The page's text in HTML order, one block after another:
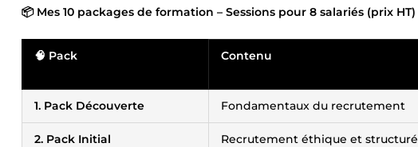
📦 Mes 10 packages de formation – Sessions pour 8 salariés (prix HT)
🧠 Pack Contenu
1. Pack Découverte Fondamentaux du recrutement
2. Pack Initial Recrutement éthique et structuré